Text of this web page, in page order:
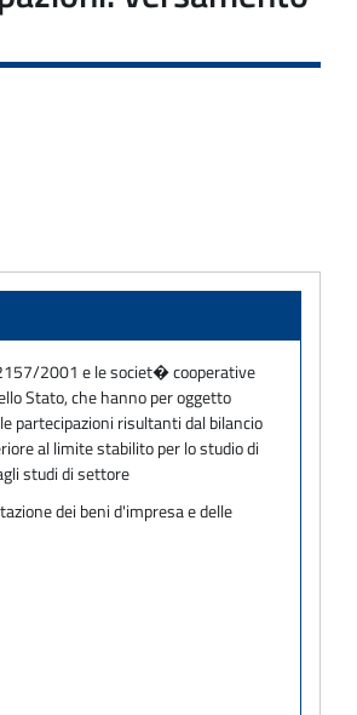
2001 e le societ� cooperative
Stato, che hanno per oggetto
partecipazioni risultanti dal bilancio
al limite stabilito per lo studio di
studi di settore
dei beni d'impresa e delle